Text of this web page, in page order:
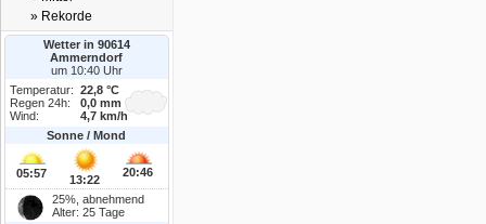
» Rekorde
Wetter in 90614
Ammerndorf
um 10:40 Uhr
Temperatur:
22,8 °C
Regen 24h:
0,0 mm
Wind:
4,7 km/h
Sonne / Mond
05:57 13:22
20:46
25%, abnehmend
Alter: 25 Tage